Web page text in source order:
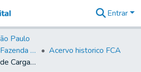
&
Coleções
Tudo na
Biblioteca
Entrar
Paulo
Acervo Histório - Fazenda Lageado
Acervo historico FCA
Livro de Registro de Carga e Descarga do Material de Consumo e Permanente da Estação Experimental de Botucatu (1944-1945).